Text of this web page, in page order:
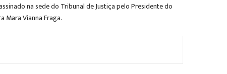
na sede do Tribunal de Justiça pelo Presidente do
Mara Vianna Fraga.